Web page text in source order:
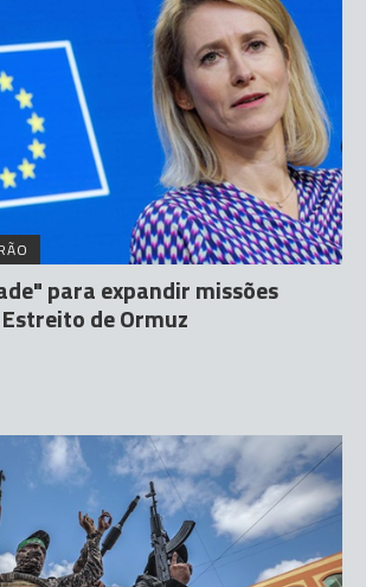
para expandir missões
de Ormuz